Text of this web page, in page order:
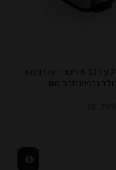
פח פדל מלבני סגירה שקטה 14 על 27 על 33 6 ליטר דום בגימור
גרפיט וזהב מט